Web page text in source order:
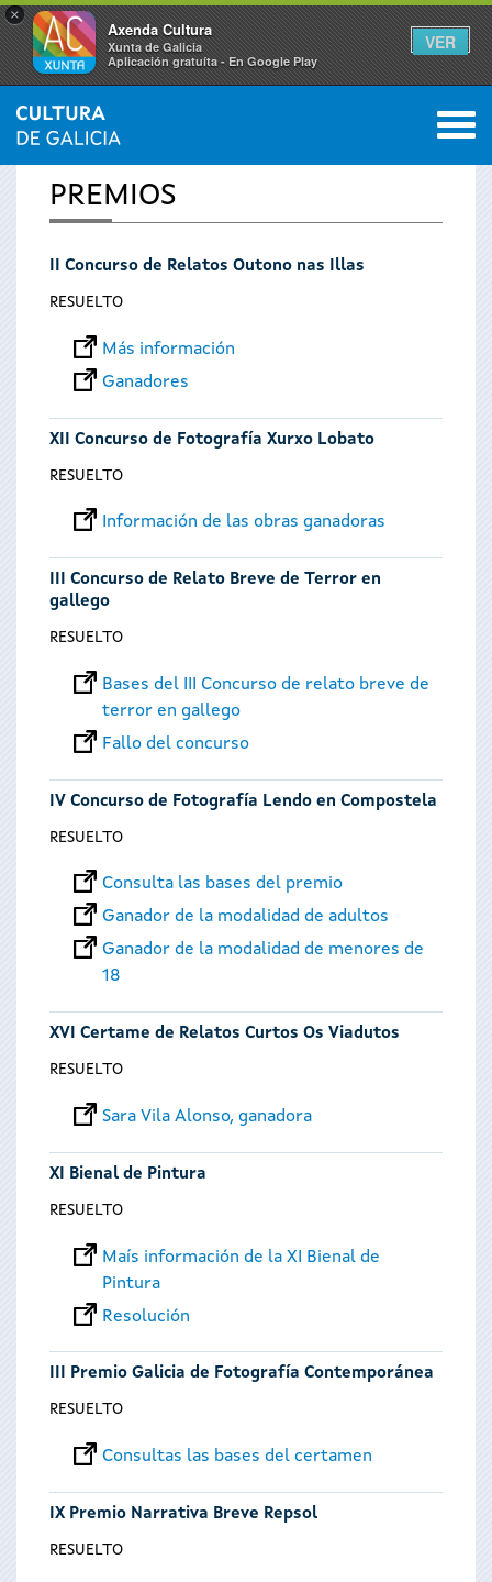
×
Axenda Cultura
Xunta de Galicia
Aplicación gratuíta - En Google Play
VER
Se
encuentra
usted
INICIO 0
PREMIOS
II Concurso de Relatos Outono nas Illas
RESUELTO
Más información
Ganadores
XII Concurso de Fotografía Xurxo Lobato
RESUELTO
Información de las obras ganadoras
III Concurso de Relato Breve de Terror en
gallego
RESUELTO
Bases del III Concurso de relato breve de
terror en gallego
Fallo del concurso
IV Concurso de Fotografía Lendo en Compostela
RESUELTO
Consulta las bases del premio
Ganador de la modalidad de adultos
Ganador de la modalidad de menores de
18
XVI Certame de Relatos Curtos Os Viadutos
RESUELTO
Sara Vila Alonso, ganadora
XI Bienal de Pintura
RESUELTO
Maís información de la XI Bienal de
Pintura
Resolución
III Premio Galicia de Fotografía Contemporánea
RESUELTO
Consultas las bases del certamen
IX Premio Narrativa Breve Repsol
RESUELTO